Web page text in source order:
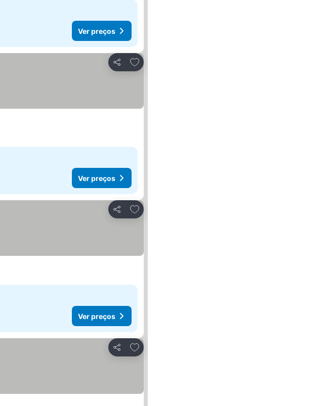
Ver preços
Partilhar
Adicionar aos favoritos
Ver preços
Partilhar
Adicionar aos favoritos
Ver preços
Partilhar
Adicionar aos favoritos